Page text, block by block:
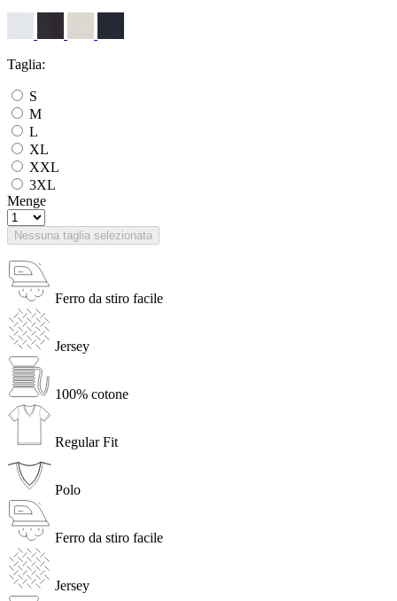
Taglia:
S
M
L
XL
XXL
3XL
Menge
Nessuna taglia selezionata
Ferro da stiro facile
Jersey
100% cotone
Regular Fit
Polo
Ferro da stiro facile
Jersey